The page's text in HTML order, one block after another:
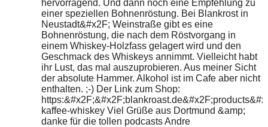
hervorragend. Und dann noch eine Empfehlung zu
einer speziellen Bohnenröstung. Bei Blankrost in
Neustadt&#x2F; Weinstraße gibt es eine
Bohnenröstung, die nach dem Röstvorgang in
einem Whiskey-Holzfass gelagert wird und den
Geschmack des Whiskeys annimmt. Vielleicht habt
ihr Lust, das mal auszuprobieren. Aus meiner Sicht
der absolute Hammer. Alkohol ist im Cafe aber nicht
enthalten. ;-) Der Link zum Shop:
kaffee-whiskey Viel Grüße aus Dortmund &amp;
danke für die tollen podcasts Andre